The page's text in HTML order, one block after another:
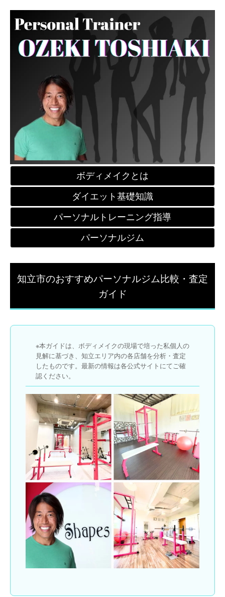
ボディメイクとは
ダイエット基礎知識
パーソナルトレーニング指導
パーソナルジム
知立市のおすすめパーソナルジム比較・査定
ガイド
※本ガイドは、ボディメイクの現場で培った私個人の
見解に基づき、知立エリア内の各店舗を分析・査定
したものです。最新の情報は各公式サイトにてご確
認ください。